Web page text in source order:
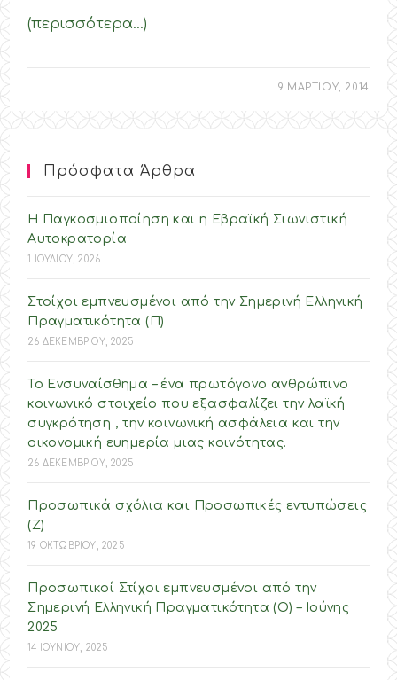
(περισσότερα…)
9 ΜΑΡΤΙΟΥ, 2014
Πρόσφατα Άρθρα
Η Παγκοσμιοποίηση και η Εβραϊκή Σιωνιστική
Αυτοκρατορία
1 ΙΟΥΛΙΟΥ, 2026
Στοίχοι εμπνευσμένοι από την Σημερινή Ελληνική
Πραγματικότητα (Π)
26 ΔΕΚΕΜΒΡΙΟΥ, 2025
Το Ενσυναίσθημα – ένα πρωτόγονο ανθρώπινο
κοινωνικό στοιχείο που εξασφαλίζει την λαϊκή
συγκρότηση , την κοινωνική ασφάλεια και την
οικονομική ευημερία μιας κοινότητας.
26 ΔΕΚΕΜΒΡΙΟΥ, 2025
Προσωπικά σχόλια και Προσωπικές εντυπώσεις
(Ζ)
19 ΟΚΤΩΒΡΙΟΥ, 2025
Προσωπικοί Στίχοι εμπνευσμένοι από την
Σημερινή Ελληνική Πραγματικότητα (O) – Ιούνης
2025
14 ΙΟΥΝΙΟΥ, 2025